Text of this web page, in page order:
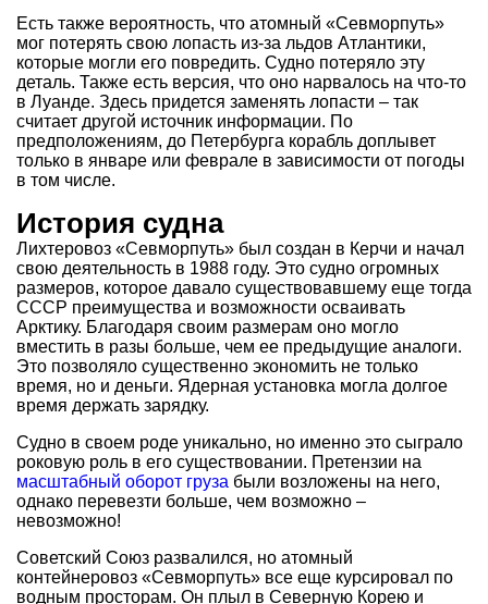
Есть также вероятность, что атомный «Севморпуть»
мог потерять свою лопасть из-за льдов Атлантики,
которые могли его повредить. Судно потеряло эту
деталь. Также есть версия, что оно нарвалось на что-то
в Луанде. Здесь придется заменять лопасти – так
считает другой источник информации. По
предположениям, до Петербурга корабль доплывет
только в январе или феврале в зависимости от погоды
в том числе.
История судна
Лихтеровоз «Севморпуть» был создан в Керчи и начал
свою деятельность в 1988 году. Это судно огромных
размеров, которое давало существовавшему еще тогда
СССР преимущества и возможности осваивать
Арктику. Благодаря своим размерам оно могло
вместить в разы больше, чем ее предыдущие аналоги.
Это позволяло существенно экономить не только
время, но и деньги. Ядерная установка могла долгое
время держать зарядку.
Судно в своем роде уникально, но именно это сыграло
роковую роль в его существовании. Претензии на
масштабный оборот груза были возложены на него,
однако перевезти больше, чем возможно –
невозможно!
Советский Союз развалился, но атомный
контейнеровоз «Севморпуть» все еще курсировал по
водным просторам. Он плыл в Северную Корею и